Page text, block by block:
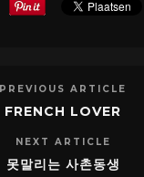
PREVIOUS ARTICLE
FRENCH LOVER
NEXT ARTICLE
못말리는 사촌동생